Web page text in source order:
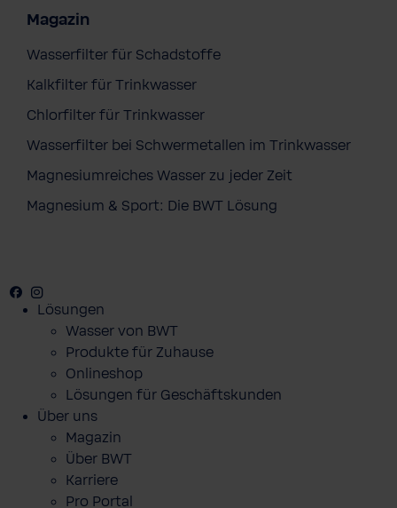
Magazin
Wasserfilter für Schadstoffe
Kalkfilter für Trinkwasser
Chlorfilter für Trinkwasser
Wasserfilter bei Schwermetallen im Trinkwasser
Magnesiumreiches Wasser zu jeder Zeit
Magnesium & Sport: Die BWT Lösung
Facebook
Youtube
Lösungen
Wasser von BWT
Produkte für Zuhause
Onlineshop
Lösungen für Geschäftskunden
Über uns
Magazin
Über BWT
Karriere
Pro Portal